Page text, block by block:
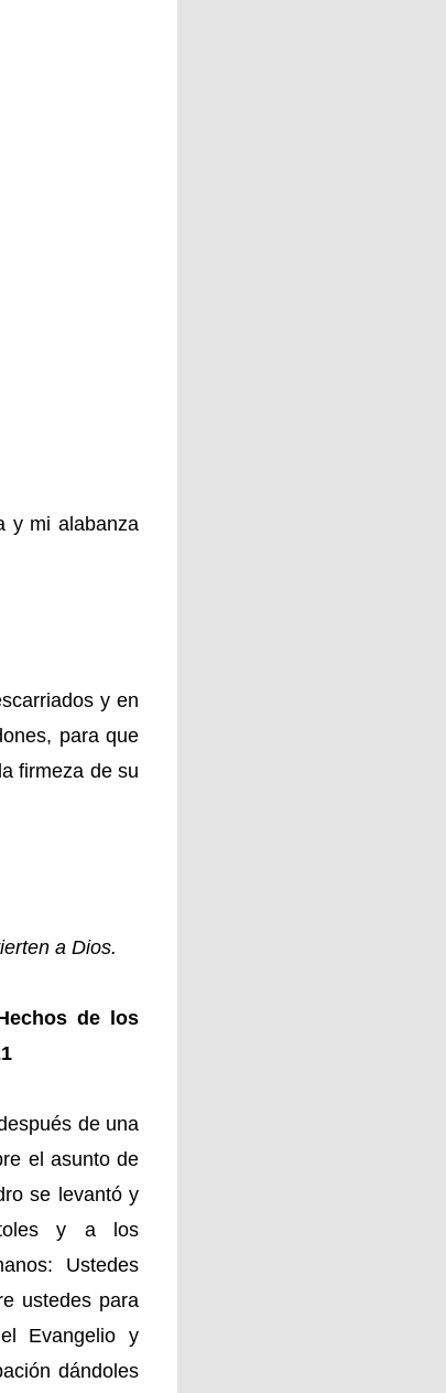
y mi alabanza
y en
para que
firmeza de su
a Dios.
de los
de una
el asunto de
se levantó y
y a los
Ustedes
ustedes para
Evangelio y
dándoles